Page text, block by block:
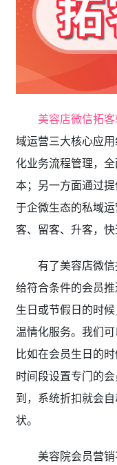
美容店微信拓
域运营三大核心应
化业务流程管理，
本；另一方面通过
于企微生态的私域
客、留客、升客，快
有了美容店微
给符合条件的会员
生日或节假日的时
温情化服务。我们
比如在会员生日的
时间段设置专门的
到，系统折扣就会
状。
美容院会员营